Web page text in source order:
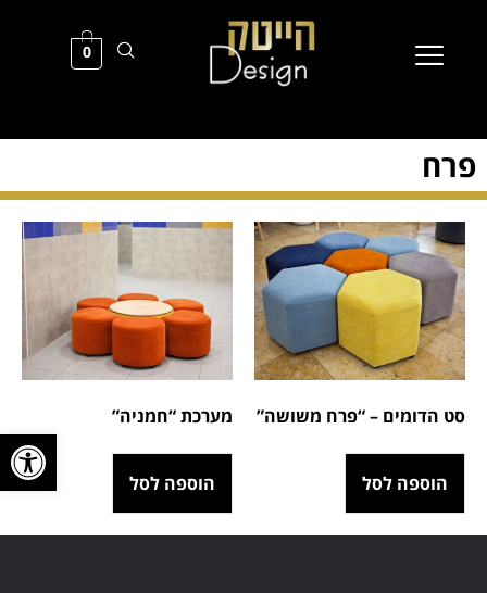
פתח
0
פרח
סט הדומים – “פרח משושה”
הוספה לסל
מערכת “חמניה”
הוספה לסל